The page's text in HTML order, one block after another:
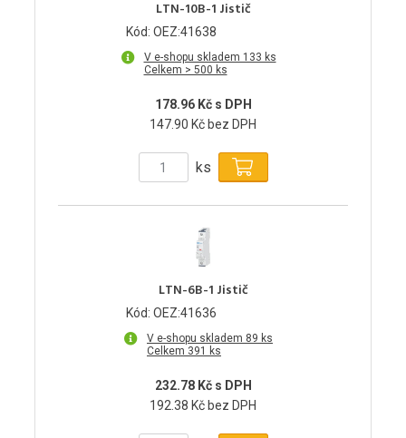
LTN-10B-1 Jistič
Kód: OEZ:41638
V e-shopu skladem 133 ks
Celkem > 500 ks
178.96 Kč s DPH
147.90 Kč bez DPH
ks
LTN-6B-1 Jistič
Kód: OEZ:41636
V e-shopu skladem 89 ks
Celkem 391 ks
232.78 Kč s DPH
192.38 Kč bez DPH